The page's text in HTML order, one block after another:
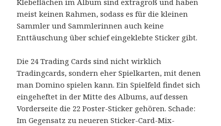
Klebeflächen im Album sind extragroß und haben
meist keinen Rahmen, sodass es für die kleinen
Sammler und Sammlerinnen auch keine
Enttäuschung über schief eingeklebte Sticker gibt.
Die 24 Trading Cards sind nicht wirklich
Tradingcards, sondern eher Spielkarten, mit denen
man Domino spielen kann. Ein Spielfeld findet sich
eingeheftet in der Mitte des Albums, auf dessen
Vorderseite die 22 Poster-Sticker gehören. Schade:
Im Gegensatz zu neueren Sticker-Card-Mix-